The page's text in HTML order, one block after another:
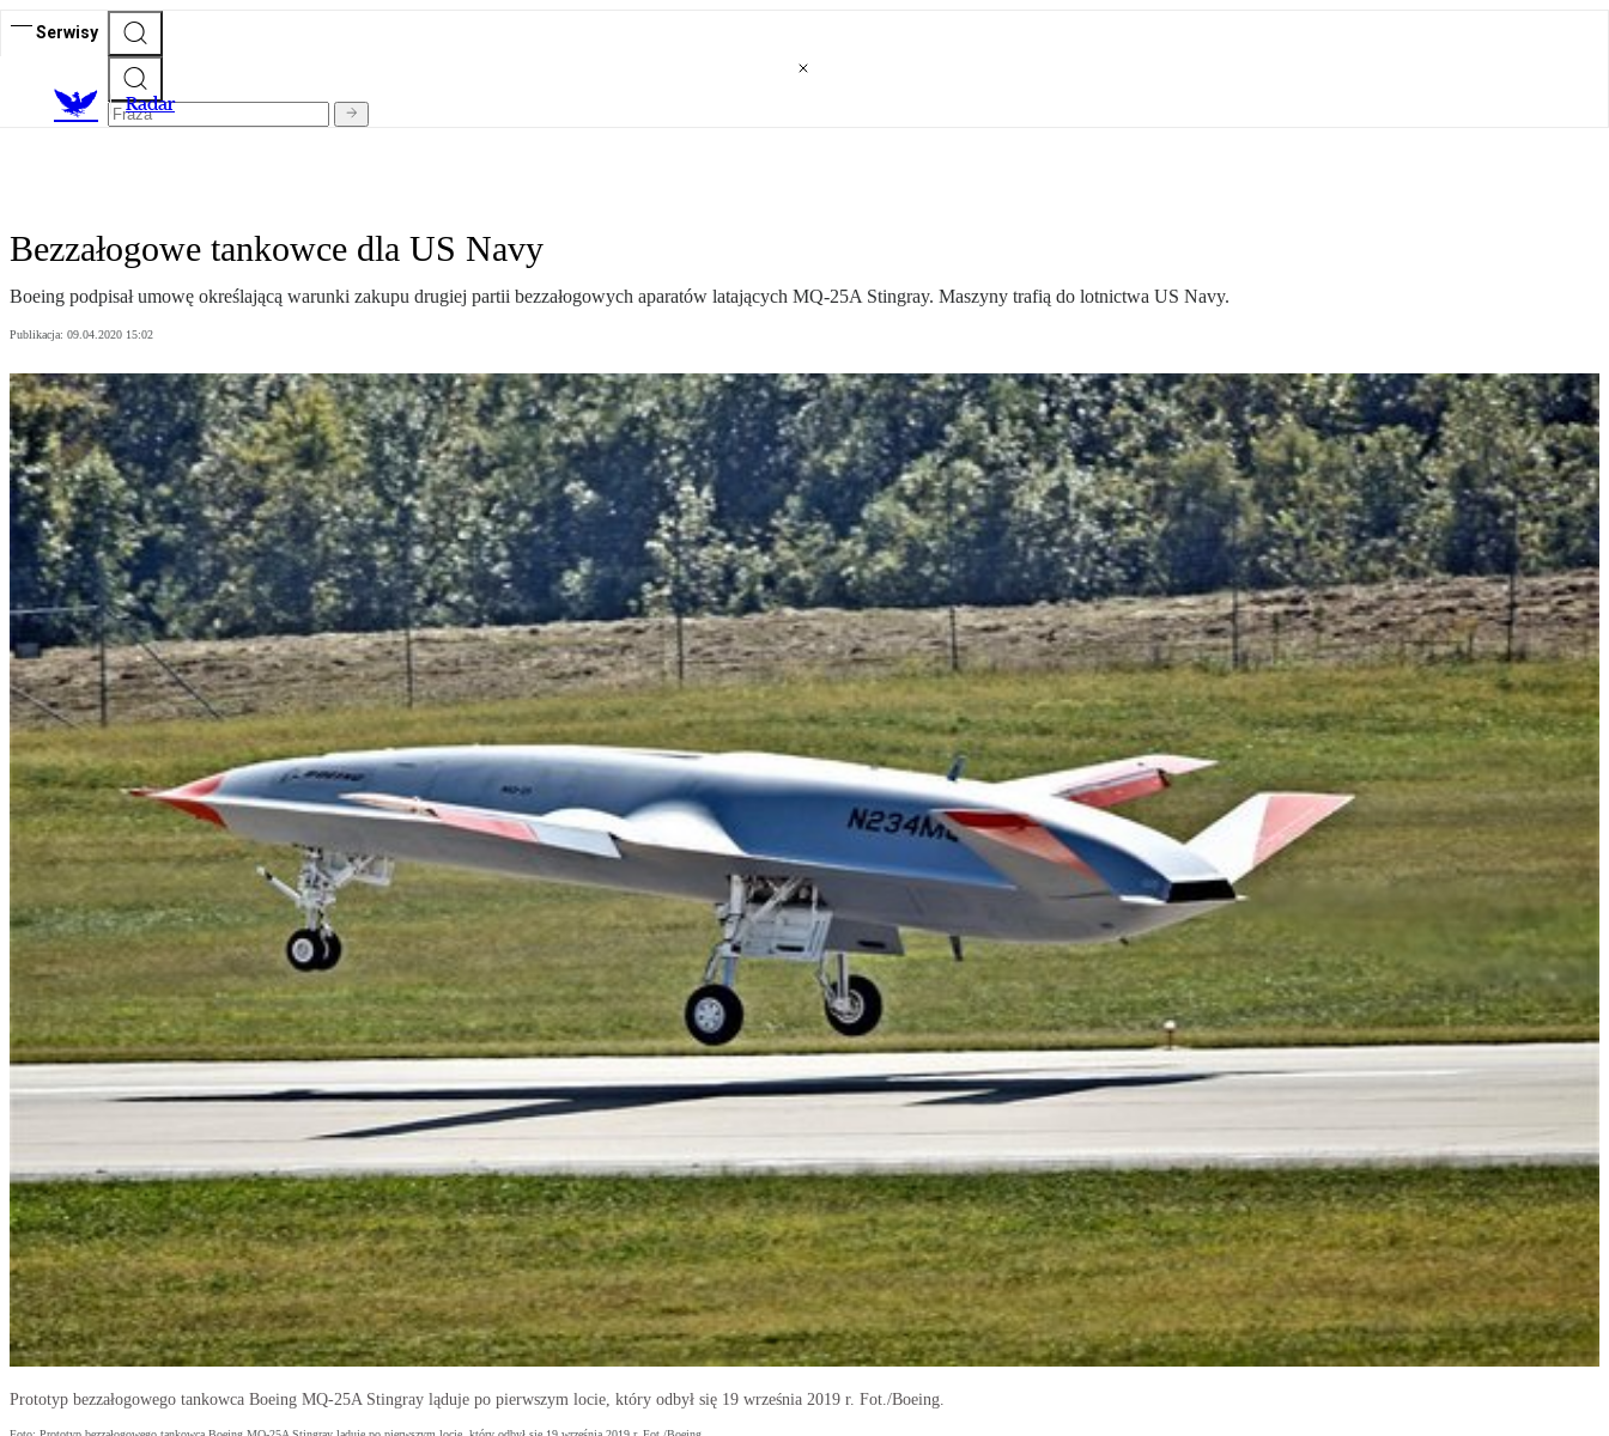
Serwisy
Radar
Bezzałogowe tankowce dla US Navy
Boeing podpisał umowę określającą warunki zakupu drugiej partii bezzałogowych aparatów latających MQ-25A Stingray. Maszyny trafią do lotnictwa US Navy.
Publikacja: 09.04.2020 15:02
Prototyp bezzałogowego tankowca Boeing MQ-25A Stingray ląduje po pierwszym locie, który odbył się 19 września 2019 r. Fot./Boeing.